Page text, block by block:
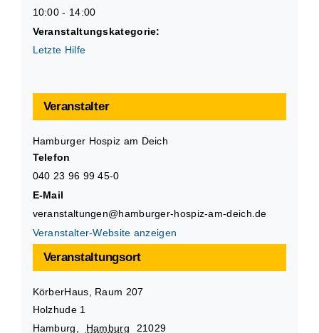
10:00 - 14:00
Veranstaltungskategorie:
Letzte Hilfe
Veranstaltungsort
KörberHaus, Raum 207
Holzhude 1
Hamburg
Hamburg
21029
Veranstalter
Hamburger Hospiz am Deich
Telefon
040 23 96 99 45-0
E-Mail
veranstaltungen@hamburger-hospiz-am-deich.de
Veranstalter-Website anzeigen